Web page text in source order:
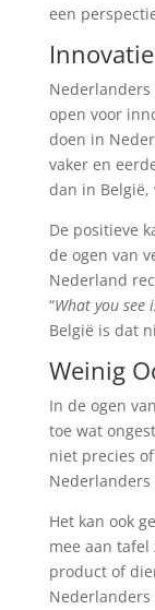
een
Innovatie
Nederlanders
open voor
doen in
vaker en
dan in België,
De positieve
de ogen van
Nederland
“What you see
België is dat
Weinig
In de ogen
toe wat
niet precies
Het kan ook
mee aan
product of